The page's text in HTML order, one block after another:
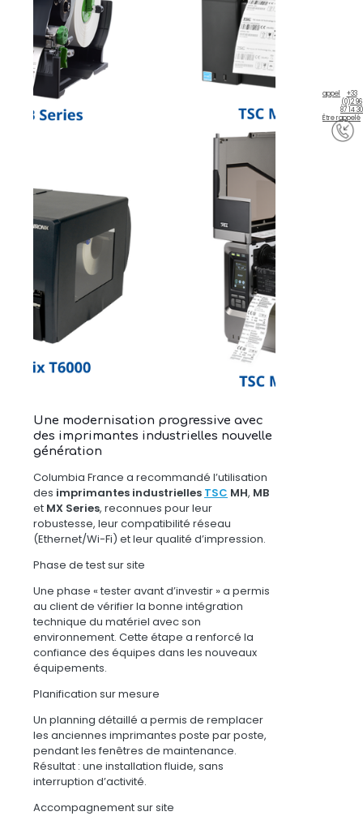
Une modernisation progressive avec
des imprimantes industrielles nouvelle
génération
Columbia France a recommandé l’utilisation
des imprimantes industrielles TSC MH, MB
et MX Series, reconnues pour leur
robustesse, leur compatibilité réseau
(Ethernet/Wi-Fi) et leur qualité d’impression.
Phase de test sur site
Une phase « tester avant d’investir » a permis
au client de vérifier la bonne intégration
technique du matériel avec son
environnement. Cette étape a renforcé la
confiance des équipes dans les nouveaux
équipements.
Planification sur mesure
Un planning détaillé a permis de remplacer
les anciennes imprimantes poste par poste,
pendant les fenêtres de maintenance.
Résultat : une installation fluide, sans
interruption d’activité.
Accompagnement sur site
appel
+33
(0)2 96
87 14 30
Être rappelé